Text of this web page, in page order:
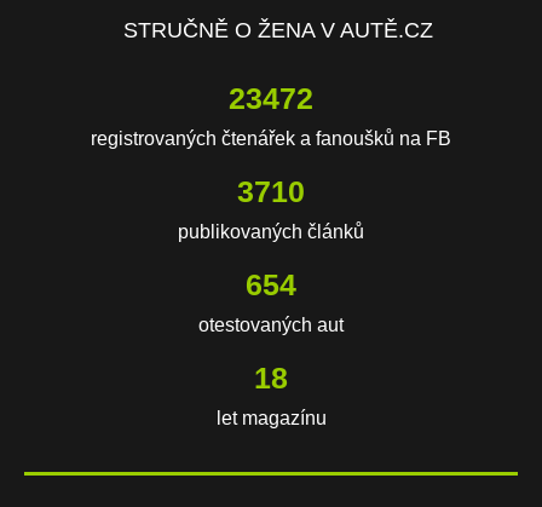
STRUČNĚ O ŽENA V AUTĚ.CZ
23472
registrovaných čtenářek a fanoušků na FB
3710
publikovaných článků
654
otestovaných aut
18
let magazínu